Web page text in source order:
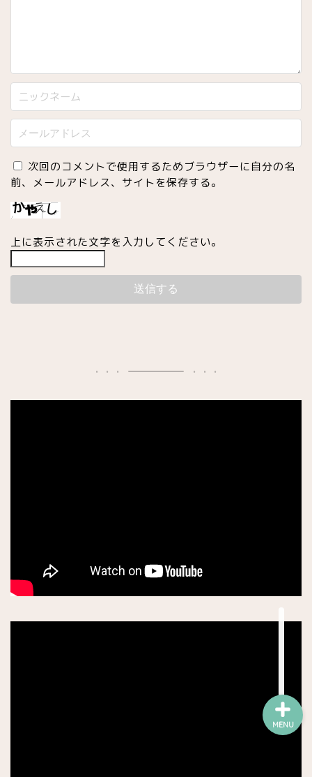
次回のコメントで使用するためブラウザーに自分の名
前、メールアドレス、サイトを保存する。
上に表示された文字を入力してください。
MENU
アジア料理
日本食
老舗・クラッシック
買い物